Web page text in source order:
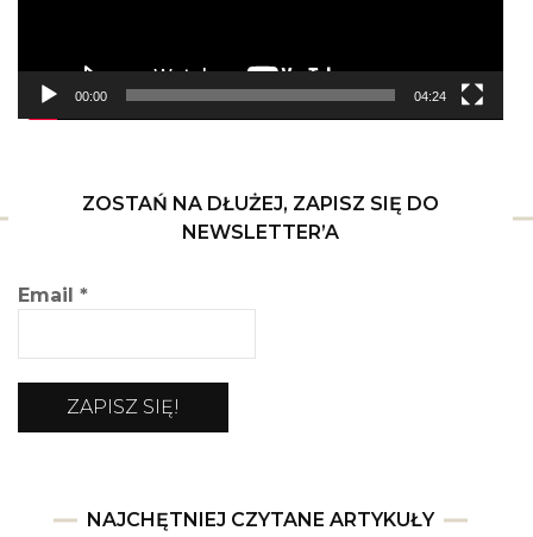
00:00 04:24
ZOSTAŃ NA DŁUŻEJ, ZAPISZ SIĘ DO
NEWSLETTER’A
Email *
NAJCHĘTNIEJ CZYTANE ARTYKUŁY